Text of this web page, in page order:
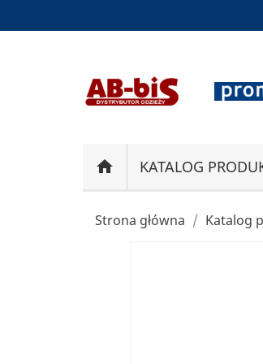
home KATALOG
Strona główna Katalog